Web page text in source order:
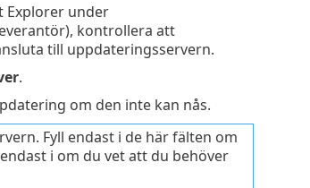
Explorer under
kontrollera att
till uppdateringsservern.
.
om den inte kan nås.
Fyll endast i de här fälten om
i om du vet att du behöver